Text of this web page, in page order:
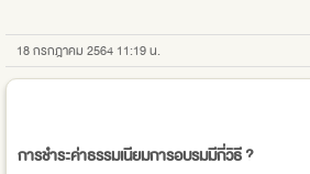
18 กรกฎาคม 2564 11:19 น.
การชำระค่าธรรมเนียมการอบรมมีกี่วิธี ?